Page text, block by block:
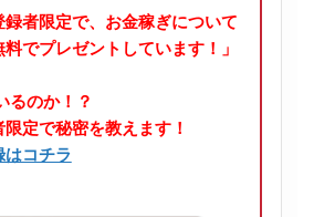
録者限定で、お金稼ぎについて
でプレゼントしています！」
るのか！？
定で秘密を教えます！
コチラ